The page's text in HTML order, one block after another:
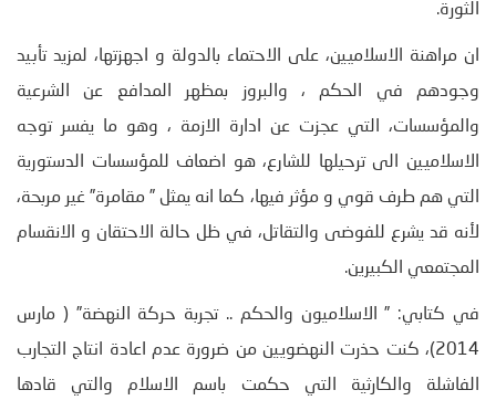
الثورة.
ان مراهنة الاسلاميين، على الاحتماء بالدولة و اجهزتها، لمزيد تأبيد
وجودهم في الحكم ، والبروز بمظهر المدافع عن الشرعية
والمؤسسات، التي عجزت عن ادارة الازمة ، وهو ما يفسر توجه
الاسلاميين الى ترحيلها للشارع، هو اضعاف للمؤسسات الدستورية
التي هم طرف قوي و مؤثر فيها، كما انه يمثل ” مقامرة” غير مربحة،
لأنه قد يشرع للفوضى والتقاتل، في ظل حالة الاحتقان و الانقسام
المجتمعي الكبيرين.
في كتابي: ” الاسلاميون والحكم .. تجربة حركة النهضة” ( مارس
2014)، كنت حذرت النهضويين من ضرورة عدم اعادة انتاج التجارب
الفاشلة والكارثية التي حكمت باسم الاسلام والتي قادها